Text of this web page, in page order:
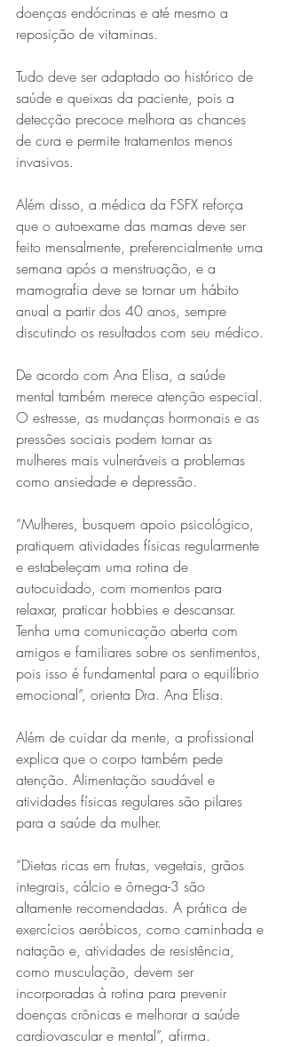
doenças endócrinas e até mesmo a
reposição de vitaminas.
Tudo deve ser adaptado ao histórico de
saúde e queixas da paciente, pois a
detecção precoce melhora as chances
de cura e permite tratamentos menos
invasivos.
Além disso, a médica da FSFX reforça
que o autoexame das mamas deve ser
feito mensalmente, preferencialmente uma
semana após a menstruação, e a
mamografia deve se tornar um hábito
anual a partir dos 40 anos, sempre
discutindo os resultados com seu médico.
De acordo com Ana Elisa, a saúde
mental também merece atenção especial.
O estresse, as mudanças hormonais e as
pressões sociais podem tornar as
mulheres mais vulneráveis a problemas
como ansiedade e depressão.
“Mulheres, busquem apoio psicológico,
pratiquem atividades físicas regularmente
e estabeleçam uma rotina de
autocuidado, com momentos para
relaxar, praticar hobbies e descansar.
Tenha uma comunicação aberta com
amigos e familiares sobre os sentimentos,
pois isso é fundamental para o equilíbrio
emocional”, orienta Dra. Ana Elisa.
Além de cuidar da mente, a profissional
explica que o corpo também pede
atenção. Alimentação saudável e
atividades físicas regulares são pilares
para a saúde da mulher.
“Dietas ricas em frutas, vegetais, grãos
integrais, cálcio e ômega-3 são
altamente recomendadas. A prática de
exercícios aeróbicos, como caminhada e
natação e, atividades de resistência,
como musculação, devem ser
incorporadas à rotina para prevenir
doenças crônicas e melhorar a saúde
cardiovascular e mental”, afirma.